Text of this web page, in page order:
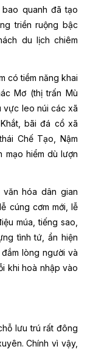
quanh đã tạo
triền ruộng bậc
du lịch chiêm
có tiềm năng khai
Mơ (thị trấn Mù
vực leo núi các xã
bãi đá cổ xã
Chế Tạo, Nậm
mạo hiểm dù lượn
hóa dân gian
cúng cơm mới, lễ
múa, tiếng sao,
tình tứ, ẩn hiện
lòng người và
khi hoà nhập vào
lưu trú rất đông
Chính vì vậy,